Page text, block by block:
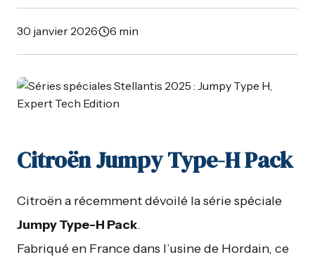
30 janvier 2026· 6 min
Citroën Jumpy Type-H Pack
Citroën a récemment dévoilé la série spéciale
Jumpy Type-H Pack.
Fabriqué en France dans l’usine de Hordain, ce